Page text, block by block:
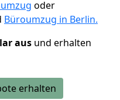
oder
Büroumzug in Berlin.
aus und erhalten
erhalten